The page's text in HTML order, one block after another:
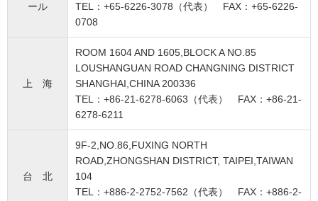
ール
TEL：+65-6226-3078（代表） FAX：+65-6226-
0708
上 海
ROOM 1604 AND 1605,BLOCK A NO.85
LOUSHANGUAN ROAD CHANGNING DISTRICT
SHANGHAI,CHINA 200336
TEL：+86-21-6278-6063（代表） FAX：+86-21-
6278-6211
台 北
9F-2,NO.86,FUXING NORTH
ROAD,ZHONGSHAN DISTRICT, TAIPEI,TAIWAN
104
TEL：+886-2-2752-7562（代表） FAX：+886-2-